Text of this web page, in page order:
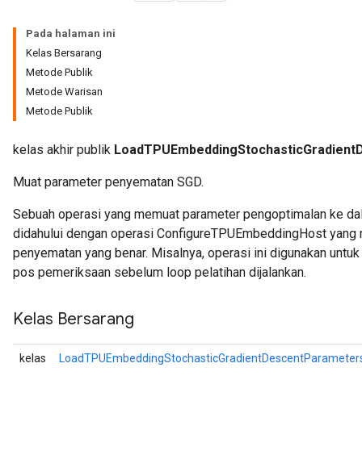
Pada halaman ini
Kelas Bersarang
Metode Publik
Metode Warisan
Metode Publik
kelas akhir publik
Muat parameter penyematan SGD.
Sebuah operasi yang memuat parameter pengoptimalan ke
didahului dengan operasi ConfigureTPUEmbeddingHost
penyematan yang benar. Misalnya, operasi ini digunakan
pos pemeriksaan sebelum loop pelatihan dijalankan.
Kelas Bersarang
kelas